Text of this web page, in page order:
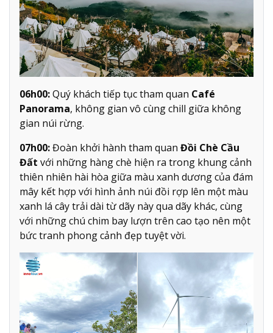
06h00:Quý khách tiếp tục tham quan Café
Panorama, không gian vô cùng chill giữa không
gian núi rừng.
07h00:Đoàn khởi hành tham quan Đồi Chè Cầu
Đất với những hàng chè hiện ra trong khung cảnh
thiên nhiên hài hòa giữa màu xanh dương của đám
mây kết hợp với hình ảnh núi đồi rợp lên một màu
xanh lá cây trải dài từ dãy này qua dãy khác, cùng
với những chú chim bay lượn trên cao tạo nên một
bức tranh phong cảnh đẹp tuyệt vời.